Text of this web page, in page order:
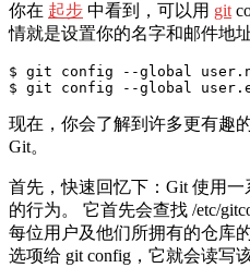
你在 起步 中看到，可以用 git
情就是设置你的名字和邮件地址
$ git config --global
现在，你会了解到许多更有趣
Git。
首先，快速回忆下：Git 使用
的行为。 它首先会查找 /etc/
每位用户及他们所拥有的仓库
选项给 git config，它就会读写